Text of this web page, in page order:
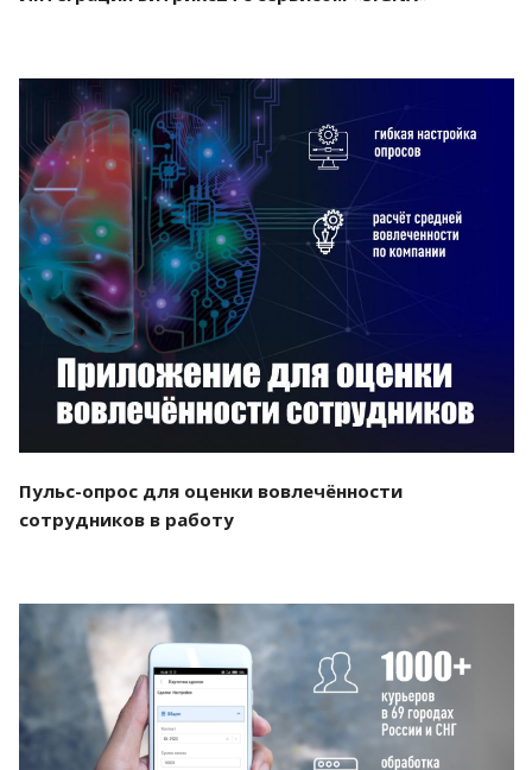
Смотреть проект
Пульс-опрос для оценки вовлечённости
сотрудников в работу